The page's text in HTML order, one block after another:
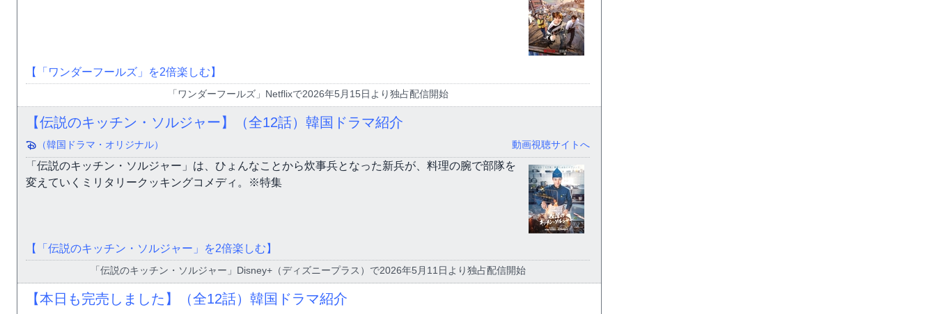
【「ワンダーフールズ」を2倍楽しむ】
「ワンダーフールズ」Netflixで2026年5月15日より独占配信開始
【伝説のキッチン・ソルジャー】（全12話）韓国ドラマ紹介
（韓国ドラマ・オリジナル） 動画視聴サイトへ
「伝説のキッチン・ソルジャー」は、ひょんなことから炊事兵となった新兵が、料理の腕で部隊を
変えていくミリタリークッキングコメディ。※特集
【「伝説のキッチン・ソルジャー」を2倍楽しむ】
「伝説のキッチン・ソルジャー」Disney+（ディズニープラス）で2026年5月11日より独占配信開始
【本日も完売しました】（全12話）韓国ドラマ紹介